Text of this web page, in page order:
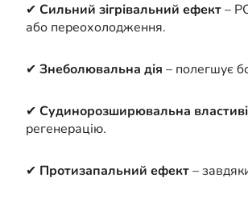
✔ Сильний зігрівальний ефект–
або переохолодження.
✔ Знеболювальна дія – полегшує
✔ Судинорозширювальна
регенерацію.
✔ Протизапальний ефект–